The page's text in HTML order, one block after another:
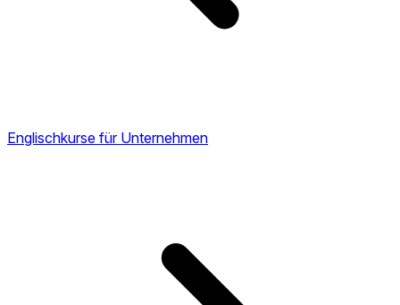
Englischkurse für Unternehmen